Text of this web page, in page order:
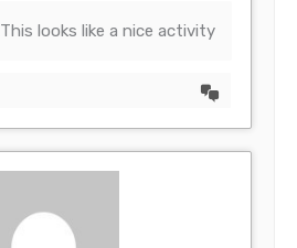
This looks like a nice activity.